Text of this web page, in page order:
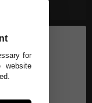
for
website